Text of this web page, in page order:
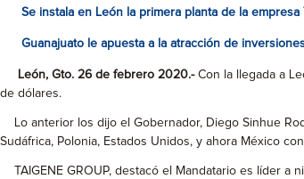
Se instala en León la primera planta de la
Guanajuato le apuesta a la atracción de
León, Gto. 26 de febrero 2020.-Con la llegada a
de dólares.
Lo anterior los dijo el Gobernador, Diego Sinhue
Sudáfrica, Polonia, Estados Unidos, y ahora México
TAIGENE GROUP, destacó el Mandatario es líder a